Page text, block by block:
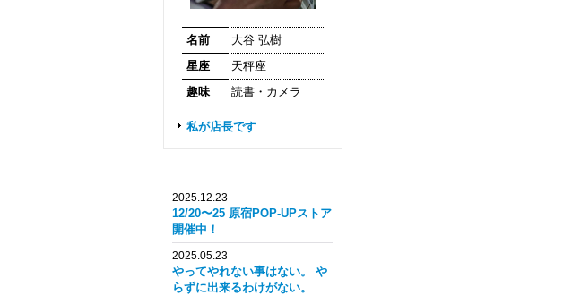
名前
大谷 弘樹
星座
天秤座
趣味
読書・カメラ
私が店長です
2025.12.23
12/20〜25 原宿POP-UPストア
開催中！
2025.05.23
やってやれない事はない。 や
らずに出来るわけがない。